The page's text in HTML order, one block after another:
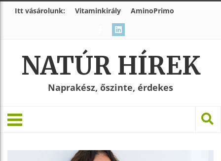
Itt vásárolunk: Vitaminkirály AminoPrimo
NATÚR HÍREK
Naprakész, őszinte, érdekes